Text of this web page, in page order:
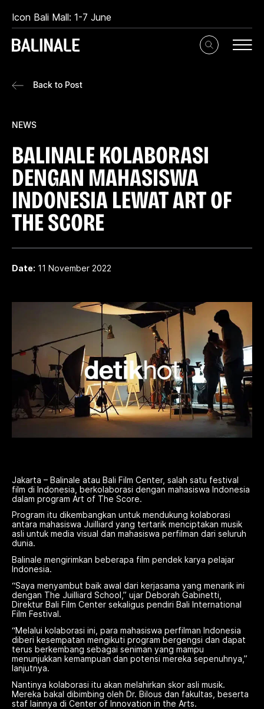
Icon Bali Mall: 1-7 June
Toggle
Search
Back to Post
NEWS
BALINALE KOLABORASI
DENGAN MAHASISWA
INDONESIA LEWAT ART OF
THE SCORE
Date: 11 November 2022
Jakarta – Balinale atau Bali Film Center, salah satu festival
film di Indonesia, berkolaborasi dengan mahasiswa Indonesia
dalam program Art of The Score.
Program itu dikembangkan untuk mendukung kolaborasi
antara mahasiswa Juilliard yang tertarik menciptakan musik
asli untuk media visual dan mahasiswa perfilman dari seluruh
dunia.
Balinale mengirimkan beberapa film pendek karya pelajar
Indonesia.
“Saya menyambut baik awal dari kerjasama yang menarik ini
dengan The Juilliard School,” ujar Deborah Gabinetti,
Direktur Bali Film Center sekaligus pendiri Bali International
Film Festival.
“Melalui kolaborasi ini, para mahasiswa perfilman Indonesia
diberi kesempatan mengikuti program bergengsi dan dapat
terus berkembang sebagai seniman yang mampu
menunjukkan kemampuan dan potensi mereka sepenuhnya,”
lanjutnya.
Nantinya kolaborasi itu akan melahirkan skor asli musik.
Mereka bakal dibimbing oleh Dr. Bilous dan fakultas, beserta
staf lainnya di Center of Innovation in the Arts.